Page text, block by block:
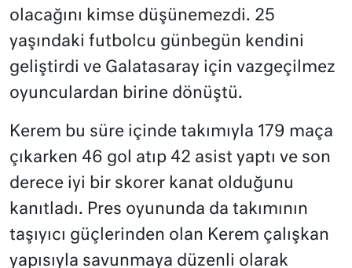
olacağını kimse düşünemezdi. 25
yaşındaki futbolcu günbegün kendini
geliştirdi ve Galatasaray için vazgeçilmez
oyunculardan birine dönüştü.
Kerem bu süre içinde takımıyla 179 maça
çıkarken 46 gol atıp 42 asist yaptı ve son
derece iyi bir skorer kanat olduğunu
kanıtladı. Pres oyununda da takımının
taşıyıcı güçlerinden olan Kerem çalışkan
yapısıyla savunmaya düzenli olarak